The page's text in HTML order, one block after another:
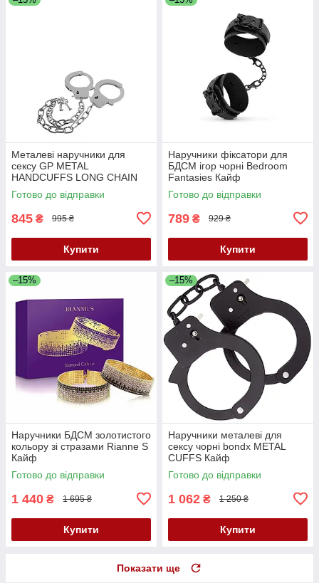
Металеві наручники для
сексу GP METAL
HANDCUFFS LONG CHAIN
Кайф
Готово до відправки
845 ₴ 995 ₴
Купити
Наручники фіксатори для
БДСМ ігор чорні Bedroom
Fantasies Кайф
Готово до відправки
789 ₴ 929 ₴
Купити
–15%
Наручники БДСМ золотистого
кольору зі стразами Rianne S
Кайф
Готово до відправки
1 440 ₴ 1 695 ₴
Купити
–15%
Наручники металеві для
сексу чорні bondx METAL
CUFFS Кайф
Готово до відправки
1 062 ₴ 1 250 ₴
Купити
Показати ще